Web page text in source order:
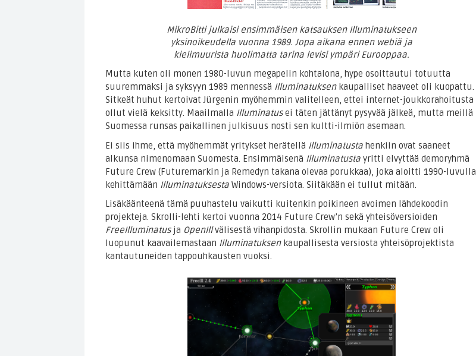
MikroBitti julkaisi ensimmäisen katsauksen Illuminatukseen
yksinoikeudella vuonna 1989. Jopa aikana ennen webiä ja
kielimuurista huolimatta tarina levisi ympäri Eurooppaa.
Mutta kuten oli monen 1980-luvun megapelin kohtalona, hype osoittautui totuutta
suuremmaksi ja syksyyn 1989 mennessä Illuminatuksenkaupalliset haaveet oli kuopattu.
Sitkeät huhut kertoivat Jürgenin myöhemmin valitelleen, ettei internet-joukkorahoitusta
ollut vielä keksitty. Maailmalla Illuminatusei täten jättänyt pysyvää jälkeä, mutta meillä
Suomessa runsas paikallinen julkisuus nosti sen kultti-ilmiön asemaan.
Ei siis ihme, että myöhemmät yritykset herätellä Illuminatusta henkiin ovat saaneet
alkunsa nimenomaan Suomesta. Ensimmäisenä Illuminatusta yritti elvyttää demoryhmä
Future Crew (Futuremarkin ja Remedyn takana olevaa porukkaa), joka aloitti 1990-luvulla
kehittämään Illuminatuksesta Windows-versiota. Siitäkään ei tullut mitään.
Lisäkäänteenä tämä puuhastelu vaikutti kuitenkin poikineen avoimen lähdekoodin
projekteja. Skrolli-lehti kertoi vuonna 2014 Future Crew’n sekä yhteisöversioiden
FreeIlluminatusja OpenIllvälisestä vihanpidosta. Skrollin mukaan Future Crew oli
luopunut kaavailemastaan Illuminatuksenkaupallisesta versiosta yhteisöprojektista
kantautuneiden tappouhkausten vuoksi.